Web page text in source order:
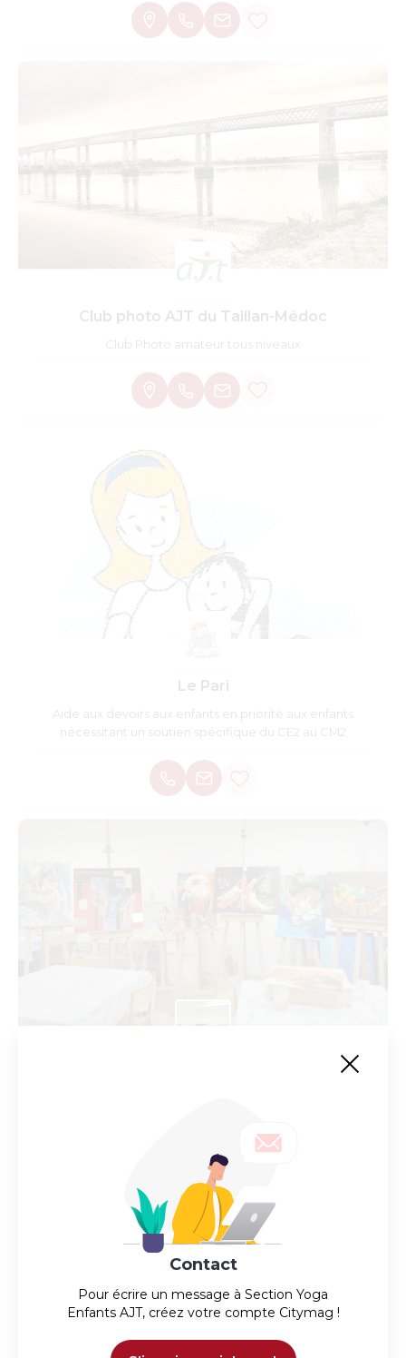
Club photo AJT du Taillan-Médoc
Club Photo amateur tous niveaux
Le Pari
Aide aux devoirs aux enfants en priorité aux enfants
nécessitant un soutien spécifique du CE2 au CM2
Contact
Pour écrire un message à Section Yoga
Enfants AJT, créez votre compte Citymag !